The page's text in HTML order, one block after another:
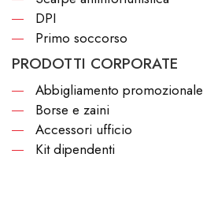
DPI
Primo soccorso
PRODOTTI CORPORATE
Abbigliamento promozionale
Borse e zaini
Accessori ufficio
Kit dipendenti